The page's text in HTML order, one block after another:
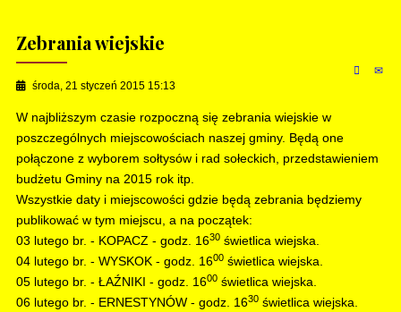
Zebrania wiejskie
środa, 21 styczeń 2015 15:13
W najbliższym czasie rozpoczną się zebrania wiejskie w
poszczególnych miejscowościach naszej gminy. Będą one
połączone z wyborem sołtysów i rad sołeckich, przedstawieniem
budżetu Gminy na 2015 rok itp.
Wszystkie daty i miejscowości gdzie będą zebrania będziemy
publikować w tym miejscu, a na początek:
03 lutego br. - KOPACZ - godz. 1630świetlica wiejska.
04 lutego br. - WYSKOK - godz. 1600świetlica wiejska.
05 lutego br. - ŁAŹNIKI - godz. 1600świetlica wiejska.
06 lutego br. - ERNESTYNÓW - godz. 1630świetlica wiejska.